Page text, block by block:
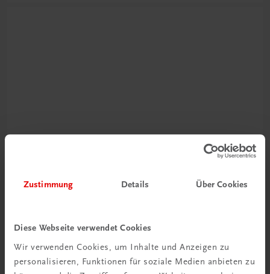
Zustimmung Details Über Cookies
Diese Webseite verwendet Cookies
Wir verwenden Cookies, um Inhalte und Anzeigen zu
personalisieren, Funktionen für soziale Medien anbieten zu